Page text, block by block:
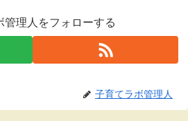
管理人をフォローする
子育てラボ管理人